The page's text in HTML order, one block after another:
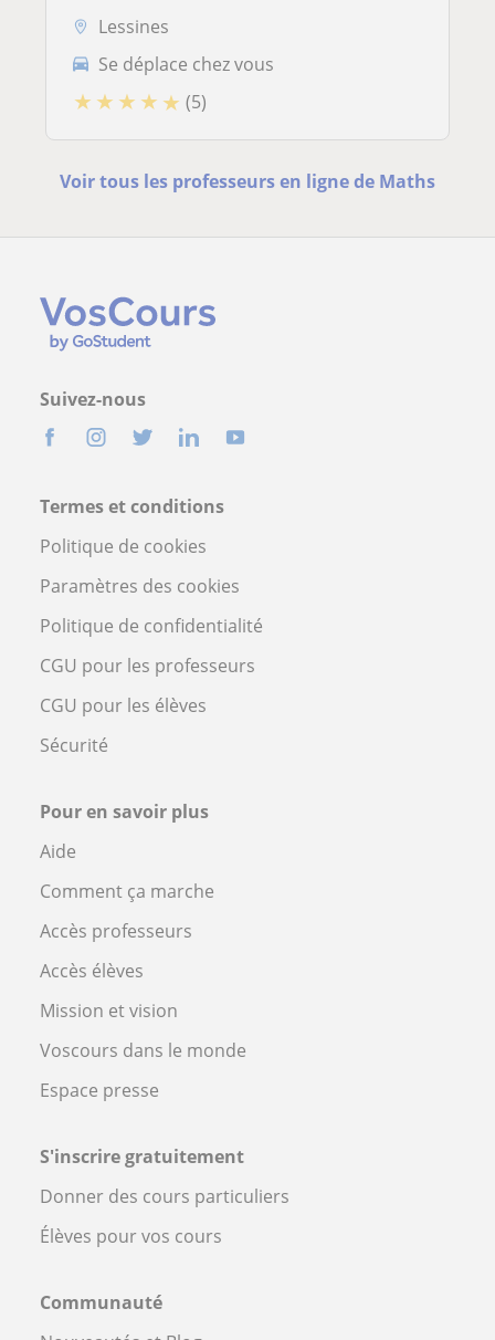
Lessines
Se déplace chez vous
★ ★ ★ ★ ★ (5)
Voir tous les professeurs en ligne de Maths
Suivez-nous
Termes et conditions
Politique de cookies
Paramètres des cookies
Politique de confidentialité
CGU pour les professeurs
CGU pour les élèves
Sécurité
Pour en savoir plus
Aide
Comment ça marche
Accès professeurs
Accès élèves
Mission et vision
Voscours dans le monde
Espace presse
S'inscrire gratuitement
Donner des cours particuliers
Élèves pour vos cours
Communauté